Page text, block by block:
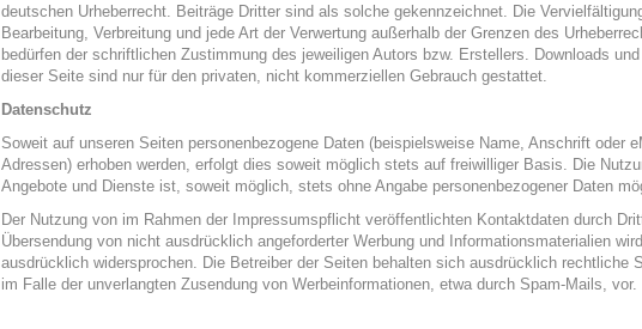
deutschen Urheberrecht. Beiträge Dritter sind als solche gekennzeichnet. Die
Bearbeitung, Verbreitung und jede Art der Verwertung außerhalb der Grenzen des
bedürfen der schriftlichen Zustimmung des jeweiligen Autors bzw. Erstellers. Downloads
dieser Seite sind nur für den privaten, nicht kommerziellen Gebrauch gestattet.
Datenschutz
Soweit auf unseren Seiten personenbezogene Daten (beispielsweise Name, Anschrift oder
Adressen) erhoben werden, erfolgt dies soweit möglich stets auf freiwilliger Basis. Die
Angebote und Dienste ist, soweit möglich, stets ohne Angabe personenbezogener Daten
Der Nutzung von im Rahmen der Impressumspflicht veröffentlichten Kontaktdaten durch
Übersendung von nicht ausdrücklich angeforderter Werbung und Informationsmaterialien
ausdrücklich widersprochen. Die Betreiber der Seiten behalten sich ausdrücklich rechtliche
im Falle der unverlangten Zusendung von Werbeinformationen, etwa durch Spam-Mails, vor.